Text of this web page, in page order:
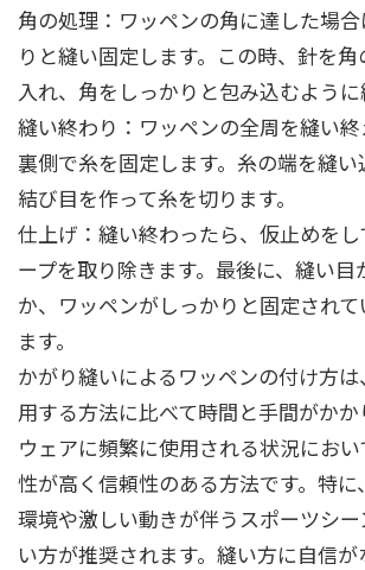
角の処理：ワッペンの角に達した場
りと縫い固定します。この時、針を
入れ、角をしっかりと包み込むように
縫い終わり：ワッペンの全周を縫い
裏側で糸を固定します。糸の端を縫
結び目を作って糸を切ります。
仕上げ：縫い終わったら、仮止めを
ープを取り除きます。最後に、縫い目
か、ワッペンがしっかりと固定され
ます。
かがり縫いによるワッペンの付け方
用する方法に比べて時間と手間がか
ウェアに頻繁に使用される状況にお
性が高く信頼性のある方法です。特に
環境や激しい動きが伴うスポーツシ
い方が推奨されます。縫い方に自信